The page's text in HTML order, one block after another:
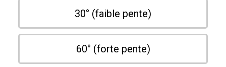
30° (faible pente)
60° (forte pente)